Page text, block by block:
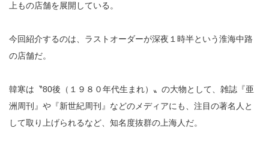
上もの店舗を展開している。
今回紹介するのは、ラストオーダーが深夜１時半という淮海中路
の店舗だ。
韓寒は〝80後（１９８０年代生まれ）〟の大物として、雑誌『亜
洲周刊』や『新世紀周刊』などのメディアにも、注目の著名人と
して取り上げられるなど、知名度抜群の上海人だ。